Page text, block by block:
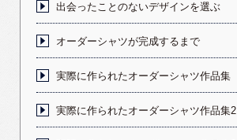
出会ったことのないデザインを選ぶ
オーダーシャツが完成するまで
実際に作られたオーダーシャツ作品集
実際に作られたオーダーシャツ作品集2